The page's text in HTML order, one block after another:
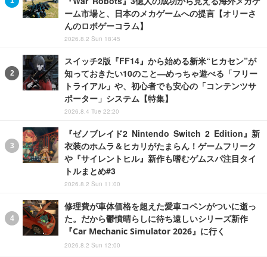
ーム市場と、日本のメカゲームへの提言【オリーさ
んのロボゲーコラム】
2026.8.2 Sun 18:45
スイッチ2版『FF14』から始める新米“ヒカセン”が
知っておきたい10のこと―めっちゃ遊べる「フリー
トライアル」や、初心者でも安心の「コンテンツサ
ポーター」システム【特集】
2026.8.4 Tue 22:20
『ゼノブレイド2 Nintendo Switch 2 Edition』新
衣装のホムラ＆ヒカリがたまらん！ゲームフリーク
や『サイレントヒル』新作も嗜むゲムスパ注目タイ
トルまとめ#3
2026.8.2 Sun 11:00
修理費が車体価格を超えた愛車コペンがついに逝っ
た。だから鬱憤晴らしに待ち遠しいシリーズ新作
『Car Mechanic Simulator 2026』に行く
2026.8.2 Sun 12:00